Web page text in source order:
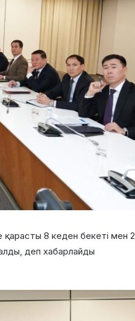
қарасты 8 кеден бекеті мен 2
деп хабарлайды